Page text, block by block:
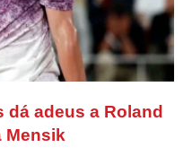
adeus a Roland
Mensik